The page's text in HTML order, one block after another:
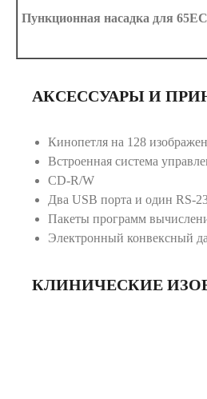
Пункционная насадка для
АКСЕССУАРЫ И
Кинопетля на 128
Встроенная система
CD-R/W
Два USB порта и один RS-
Пакеты программ
Электронный конвексный
КЛИНИЧЕСКИЕ